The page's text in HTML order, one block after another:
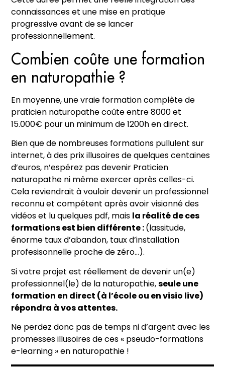
connaissances et une mise en pratique
progressive avant de se lancer
professionnellement.
Combien coûte une formation
en naturopathie ?
En moyenne, une vraie formation complète de
praticien naturopathe coûte entre 8000 et
15.000€ pour un minimum de 1200h en direct.
Bien que de nombreuses formations pullulent sur
internet, à des prix illusoires de quelques centaines
d’euros, n’espérez pas devenir Praticien
naturopathe ni même exercer après celles-ci.
Cela reviendrait à vouloir devenir un professionnel
reconnu et compétent après avoir visionné des
vidéos et lu quelques pdf, mais la réalité de ces
formations est bien différente :(lassitude,
énorme taux d’abandon, taux d’installation
profesisonnelle proche de zéro…).
Si votre projet est réellement de devenir un(e)
professionnel(le) de la naturopathie,seule une
formation en direct (à l’école ou en visio live)
répondra à vos attentes.
Ne perdez donc pas de temps ni d’argent avec les
promesses illusoires de ces « pseudo-formations
e-learning » en naturopathie !